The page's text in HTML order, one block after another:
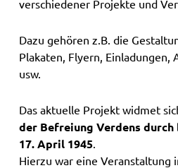
verschiedener Projekte und
Dazu gehören z.B. die
Plakaten, Flyern, Einladungen,
usw.
Das aktuelle Projekt widmet
der Befreiung Verdens
17. April 1945.
Hierzu war eine Veranstaltung